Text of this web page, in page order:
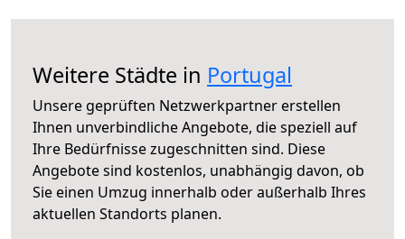
Weitere Städte in Portugal
Unsere geprüften Netzwerkpartner erstellen
Ihnen unverbindliche Angebote, die speziell auf
Ihre Bedürfnisse zugeschnitten sind. Diese
Angebote sind kostenlos, unabhängig davon, ob
Sie einen Umzug innerhalb oder außerhalb Ihres
aktuellen Standorts planen.